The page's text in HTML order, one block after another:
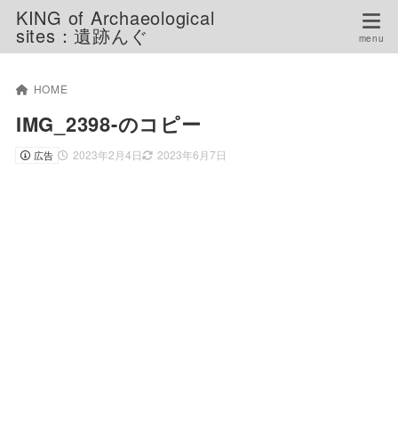
KING of Archaeological
sites：遺跡んぐ
HOME
IMG_2398-のコピー
広告 2023年2月4日 2023年6月7日